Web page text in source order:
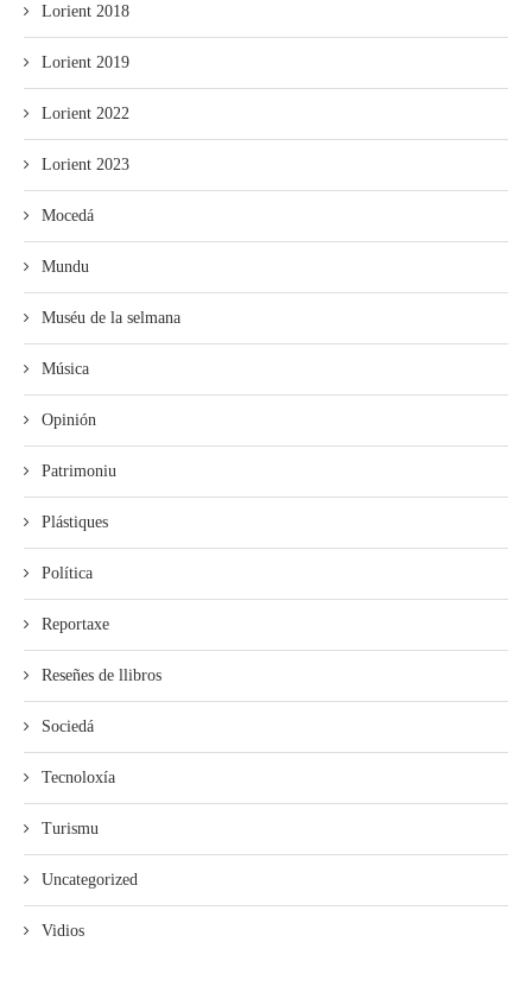
Lorient 2018
Lorient 2019
Lorient 2022
Lorient 2023
Mocedá
Mundu
Muséu de la selmana
Música
Opinión
Patrimoniu
Plástiques
Política
Reportaxe
Reseñes de llibros
Sociedá
Tecnoloxía
Turismu
Uncategorized
Vidios